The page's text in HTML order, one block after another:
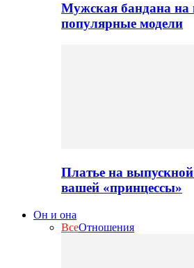
Мужская бандана на
популярные модели
Платье на выпускной
вашей «принцессы»
Он и она
ВсеОтношения